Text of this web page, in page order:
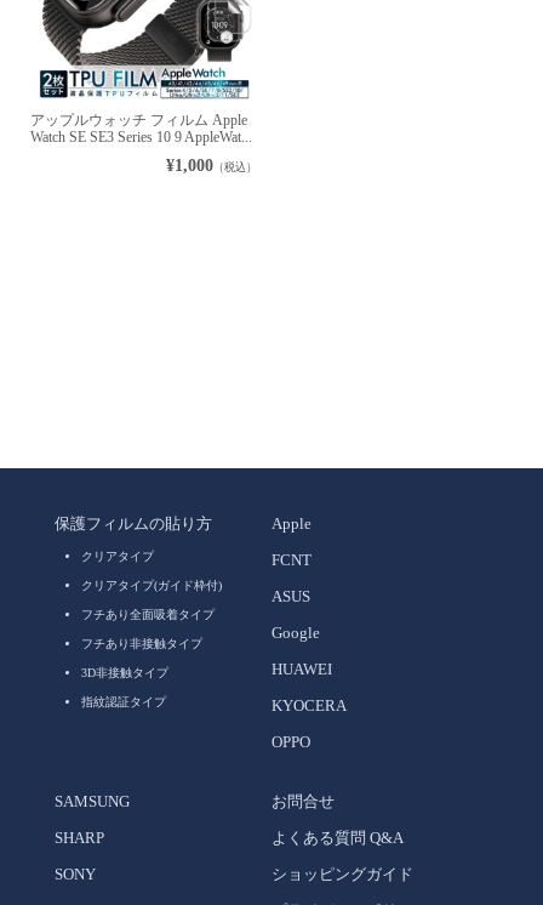
アップルウォッチ フィルム Apple
Watch SE SE3 Series 10 9 AppleWat...
¥1,000（税込）
保護フィルムの貼り方
クリアタイプ
クリアタイプ(ガイド枠付)
フチあり全面吸着タイプ
フチあり非接触タイプ
3D非接触タイプ
指紋認証タイプ
Apple
FCNT
ASUS
Google
HUAWEI
KYOCERA
OPPO
SAMSUNG
SHARP
SONY
お問合せ
よくある質問 Q&A
ショッピングガイド